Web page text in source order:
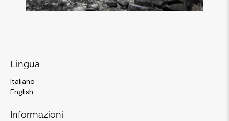
Lingua
Italiano
English
Informazioni